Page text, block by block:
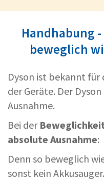
Handhabung
beweglich
Dyson ist bekannt für
der Geräte. Der
Ausnahme.
Bei der
absolute Ausnahme:
Denn so beweglich
sonst kein